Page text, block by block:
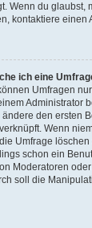
Wenn du glaubst,
kontaktiere einen
ich eine
Umfragen
Administrator
den ersten
Wenn
Umfrage
schon ein
Moderatoren
soll die